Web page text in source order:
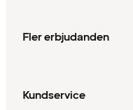
Fler erbjudanden
Kundservice